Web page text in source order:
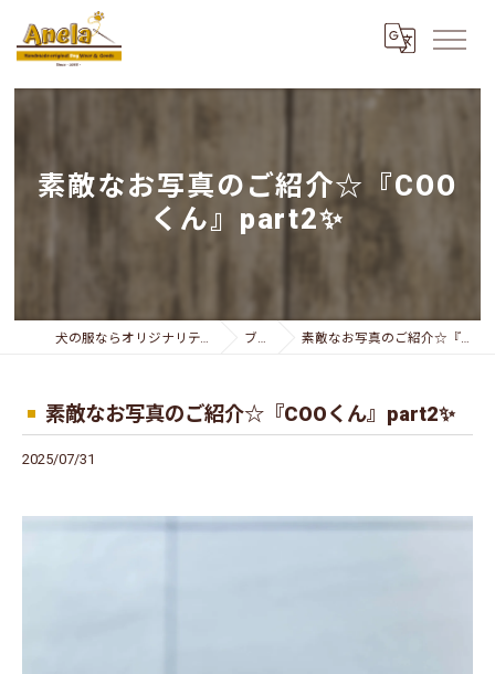
素敵なお写真のご紹介☆『COO
くん』part2✨
犬の服ならオリジナリティー溢れるAnela ブログ 素敵なお写真のご紹介☆『COOくん』part2✨
素敵なお写真のご紹介☆『COOくん』part2✨
2025/07/31